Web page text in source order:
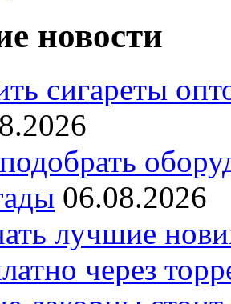
новости
сигареты
06.08.2026
лучшие
через